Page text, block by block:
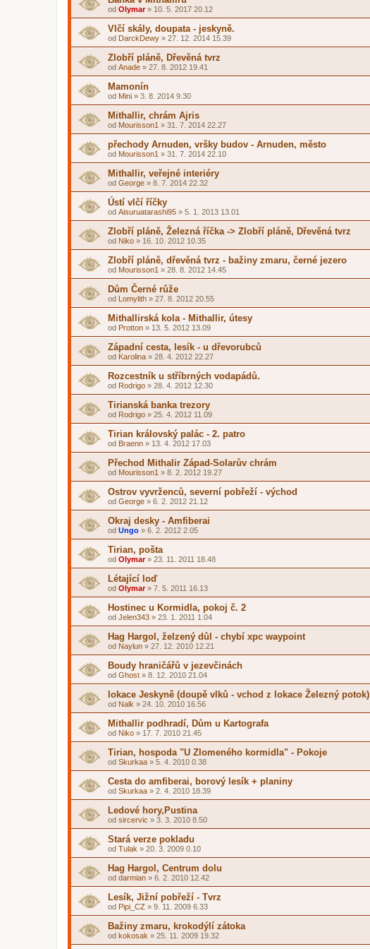
od Olymar» 10. 5. 2017 20.12
Vlčí skály, doupata - jeskyně.
od DarckDewy » 27. 12. 2014 15.39
Zlobří pláně, Dřevěná tvrz
od Anade » 27. 8. 2012 19.41
Mamonín
od Mini » 3. 8. 2014 9.30
Mithallir, chrám Ajris
od Mourisson1 » 31. 7. 2014 22.27
přechody Arnuden, vršky budov - Arnuden, město
od Mourisson1 » 31. 7. 2014 22.10
Mithallir, veřejné interiéry
od George » 8. 7. 2014 22.32
Ústí vlčí říčky
od Aisuruatarashi95 » 5. 1. 2013 13.01
Zlobří pláně, Železná říčka -> Zlobří pláně, Dřevěná tvrz
od Niko » 16. 10. 2012 10.35
Zlobří pláně, dřevěná tvrz - bažiny zmaru, černé jezero
od Mourisson1 » 28. 8. 2012 14.45
Dům Černé růže
od Lomylith » 27. 8. 2012 20.55
Mithallirská kola - Mithallir, útesy
od Protton » 13. 5. 2012 13.09
Západní cesta, lesík - u dřevorubců
od Karolina » 28. 4. 2012 22.27
Rozcestník u stříbrných vodapádů.
od Rodrigo » 28. 4. 2012 12.30
Tirianská banka trezory
od Rodrigo » 25. 4. 2012 11.09
Tirian královský palác - 2. patro
od Braenn » 13. 4. 2012 17.03
Přechod Mithalir Západ-Solarův chrám
od Mourisson1 » 8. 2. 2012 19.27
Ostrov vyvrženců, severní pobřeží - východ
od George » 6. 2. 2012 21.12
Okraj desky - Amfiberai
od Ungo » 6. 2. 2012 2.05
Tirian, pošta
od Olymar» 23. 11. 2011 18.48
Létající loď
od Olymar» 7. 5. 2011 16.13
Hostinec u Kormidla, pokoj č. 2
od Jelen343 » 23. 1. 2011 1.04
Hag Hargol, želzený důl - chybí xpc waypoint
od Naylun » 27. 12. 2010 12.21
Boudy hraničářů v jezevčinách
od Ghost » 8. 12. 2010 21.04
lokace Jeskyně (doupě vlků - vchod z lokace Železný potok)
od Nalk » 24. 10. 2010 16.56
Mithallir podhradí, Dům u Kartografa
od Niko » 17. 7. 2010 21.45
Tirian, hospoda "U Zlomeného kormidla" - Pokoje
od Skurkaa » 5. 4. 2010 0.38
Cesta do amfiberai, borový lesík + planiny
od Skurkaa » 2. 4. 2010 18.39
Ledové hory,Pustina
od sircervic » 3. 3. 2010 8.50
Stará verze pokladu
od Tulak » 20. 3. 2009 0.10
Hag Hargol, Centrum dolu
od darmian » 6. 2. 2010 12.42
Lesík, Jižní pobřeží - Tvrz
od Pipi_CZ » 9. 11. 2009 6.33
Bažiny zmaru, krokodýlí zátoka
od kokosak » 25. 11. 2009 19.32